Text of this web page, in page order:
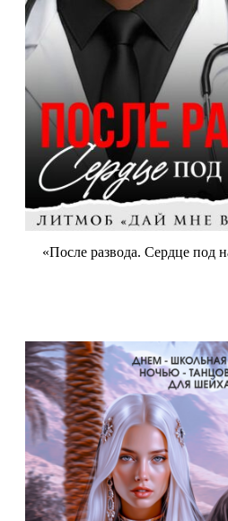
«После развода. Сердце под